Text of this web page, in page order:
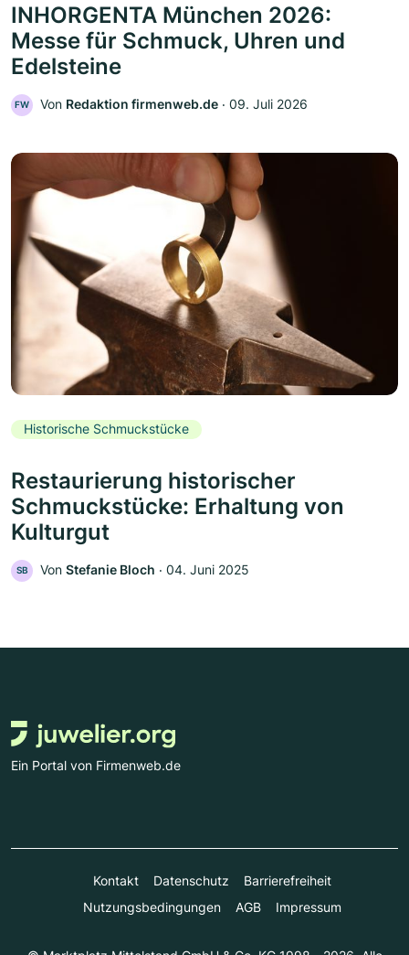
INHORGENTA München 2026:
Messe für Schmuck, Uhren und
Edelsteine
FW Von Redaktion firmenweb.de ‧ 09. Juli 2026
Historische Schmuckstücke
Restaurierung historischer
Schmuckstücke: Erhaltung von
Kulturgut
SB Von Stefanie Bloch ‧ 04. Juni 2025
Ein Portal von Firmenweb.de
Kontakt Datenschutz
Barrierefreiheit
Nutzungsbedingungen
AGB Impressum